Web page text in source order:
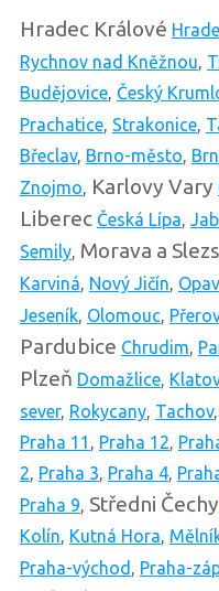
Hradec Králové
Rychnov nad Kněžnou,
Budějovice, Český
Prachatice, Strakonice,
Břeclav, Brno-město,
Znojmo, Karlovy Vary
Liberec Česká Lípa,
Semily, Morava a
Karviná, Nový Jičín,
Jeseník, Olomouc, Přerov
Pardubice Chrudim,
Plzeň Domažlice,
sever, Rokycany, Tachov,
Praha 11 , Praha 12,
2, Praha 3, Praha 4,
Praha 9, Středni Čechy
Kolín, Kutná Hora,
Praha-východ , Praha-